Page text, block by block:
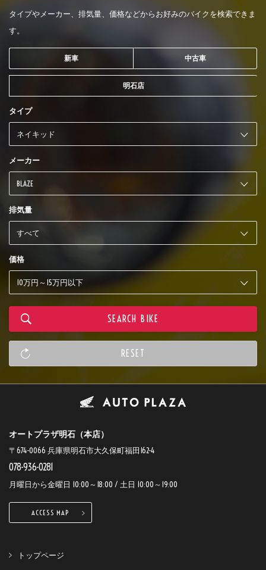
タイプやメーカー、排気量、価格などからお好みのバイクを検索できま
す。
新車 中古車
明石店
タイプ
メーカー
排気量
価格
オートプラザ明石（本店）
〒674-0066 兵庫県明石市大久保町福田162-4
078-936-0281
月曜日から金曜日 10:00～18:00 / 土日 10:00～19:00
ACCESS MAP
トップページ